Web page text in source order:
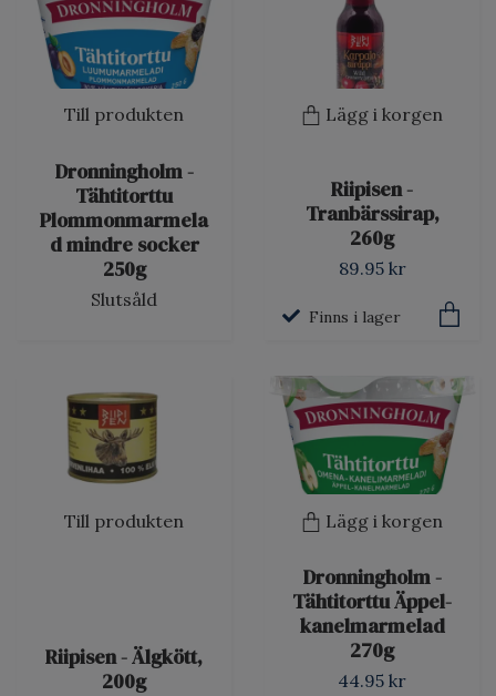
Till produkten
Dronningholm -
Tähtitorttu
Plommonmarmela
d mindre socker
250g
Slutsåld
Lägg i korgen
Riipisen -
Tranbärssirap,
260g
89.95 kr
Finns i lager
Till produkten
Riipisen - Älgkött,
200g
Lägg i korgen
Dronningholm -
Tähtitorttu Äppel-
kanelmarmelad
270g
44.95 kr